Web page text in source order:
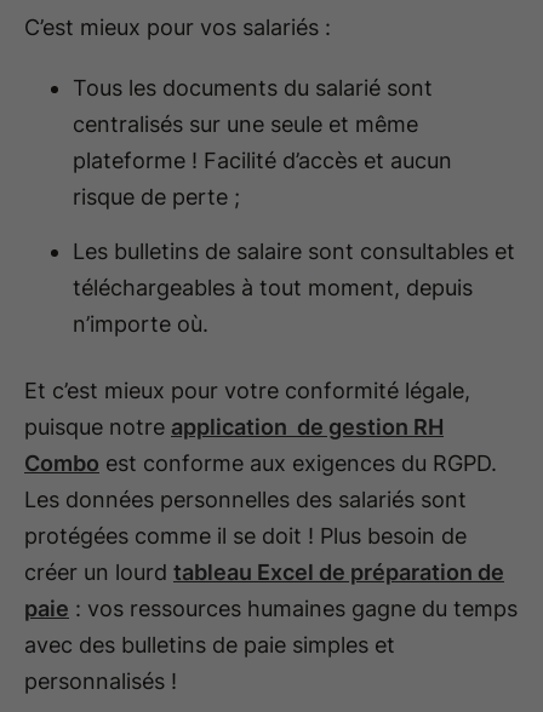
C’est mieux pour vos salariés :
Tous les documents du salarié sont
centralisés sur une seule et même
plateforme ! Facilité d’accès et aucun
risque de perte ;
Les bulletins de salaire sont consultables et
téléchargeables à tout moment, depuis
n’importe où.
Et c’est mieux pour votre conformité légale,
puisque notre application de gestion RH
Combo est conforme aux exigences du RGPD.
Les données personnelles des salariés sont
protégées comme il se doit ! Plus besoin de
créer un lourd tableau Excel de préparation de
paie : vos ressources humaines gagne du temps
avec des bulletins de paie simples et
personnalisés !